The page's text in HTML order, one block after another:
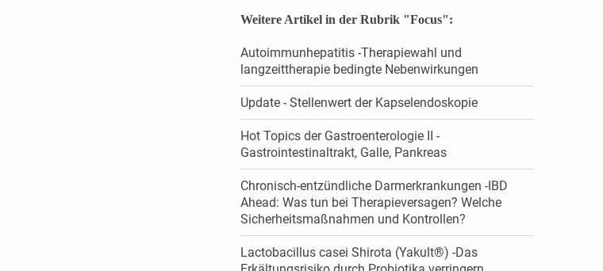
Weitere Artikel in der Rubrik "Focus":
Autoimmunhepatitis -Therapiewahl und
langzeittherapie bedingte Nebenwirkungen
Update - Stellenwert der Kapselendoskopie
Hot Topics der Gastroenterologie II -
Gastrointestinaltrakt, Galle, Pankreas
Chronisch-entzündliche Darmerkrankungen -IBD
Ahead: Was tun bei Therapieversagen? Welche
Sicherheitsmaßnahmen und Kontrollen?
Lactobacillus casei Shirota (Yakult®) -Das